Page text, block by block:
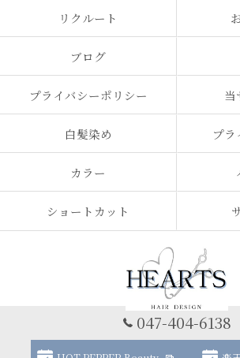
047-404-6138
リクルート
ブログ
プライバシーポリシー 当
白髪染め プ
カラー
ショートカット
© 2026 千葉県船橋市の美容室ならHEARTS 船橋 白